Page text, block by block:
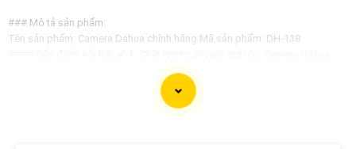
### Mô tả sản phẩm:
Tên sản phẩm: Camera Dahua chính hãng Mã sản phẩm: DH-138
phân giải sắc nét, hỗ trợ nhiều chức năng thông minh, đây là lựa chọn